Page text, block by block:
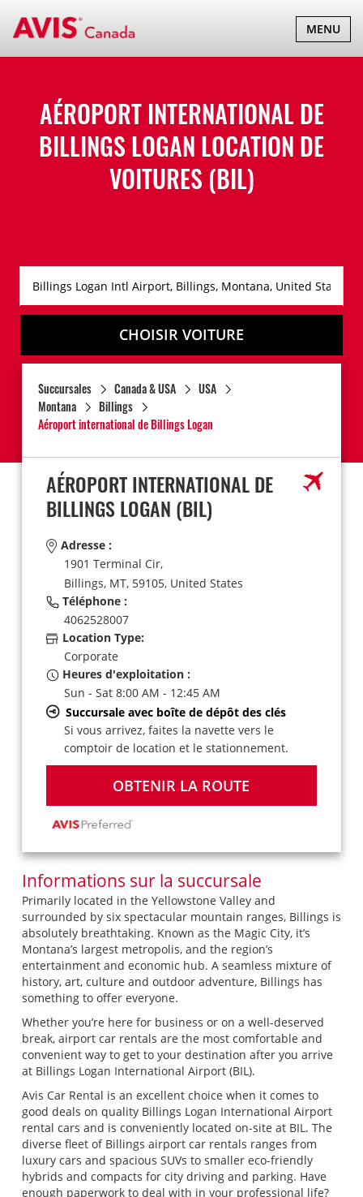
BASCULER
LA
MENU
AÉROPORT INTERNATIONAL DE
BILLINGS LOGAN LOCATION DE
VOITURES (BIL)
CHOISIR VOITURE
Succursales Canada & USA
USA
Montana
Billings
Aéroport international de Billings Logan
AÉROPORT INTERNATIONAL DE
BILLINGS LOGAN (BIL)
Adresse :
1901 Terminal Cir,
Billings, MT, 59105, United States
Téléphone :
4062528007
Location Type:
Corporate
Heures d'exploitation :
Sun - Sat 8:00 AM - 12:45 AM
Succursale avec boîte de dépôt des clés
Si vous arrivez, faites la navette vers le
comptoir de location et le stationnement.
OBTENIR LA ROUTE
Informations sur la succursale
Primarily located in the Yellowstone Valley and
surrounded by six spectacular mountain ranges, Billings is
absolutely breathtaking. Known as the Magic City, it’s
Montana’s largest metropolis, and the region’s
entertainment and economic hub. A seamless mixture of
history, art, culture and outdoor adventure, Billings has
something to offer everyone.
Whether you’re here for business or on a well-deserved
break, airport car rentals are the most comfortable and
convenient way to get to your destination after you arrive
at Billings Logan International Airport (BIL).
Avis Car Rental is an excellent choice when it comes to
good deals on quality Billings Logan International Airport
rental cars and is conveniently located on-site at BIL. The
diverse fleet of Billings airport car rentals ranges from
luxury cars and spacious SUVs to smaller eco-friendly
hybrids and compacts for city driving and parking. Have
enough paperwork to deal with in your professional life?